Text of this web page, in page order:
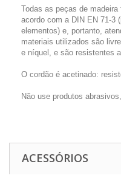
Todas as peças de
acordo com a DIN EN 71-3
elementos) e, portanto,
materiais utilizados são
e níquel, e são resistentes
O cordão é acetinado:
Não use produtos
ACESSÓRIOS